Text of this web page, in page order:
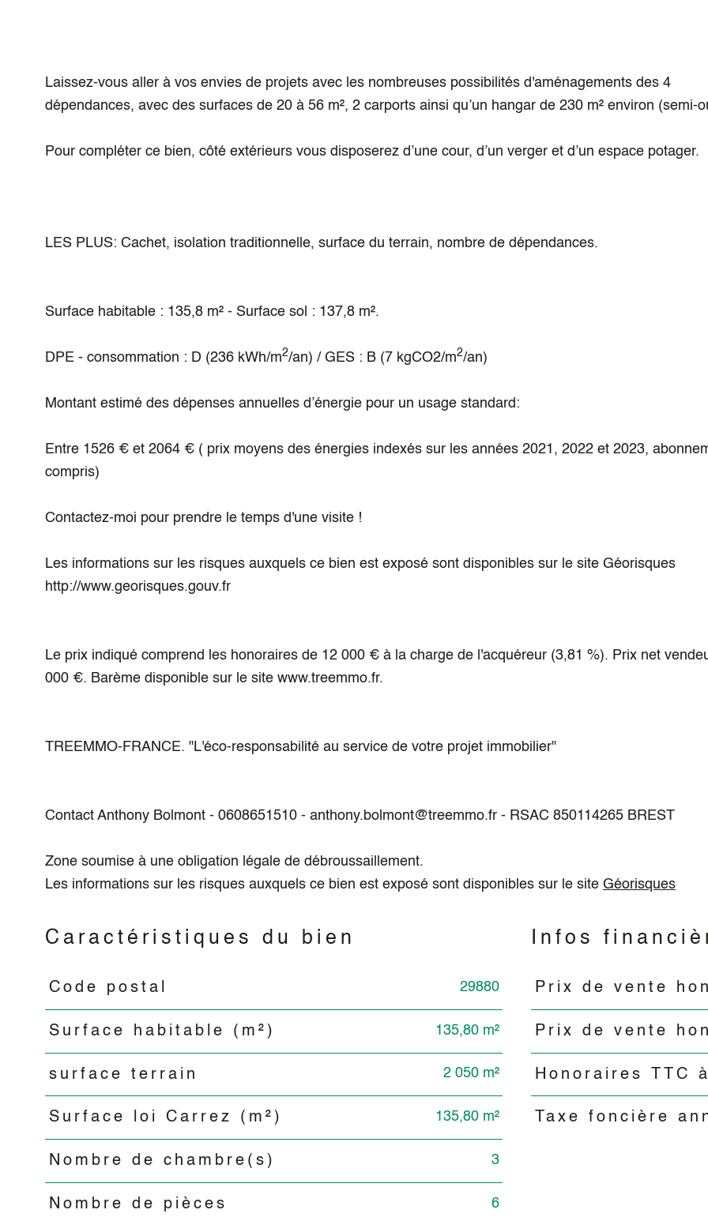
Laissez-vous aller à vos envies de projets avec les nombreuses possibilités d'aménagements des 4
dépendances, avec des surfaces de 20 à 56 m², 2 carports ainsi qu’un hangar de 230 m² environ (semi-
Pour compléter ce bien, côté extérieurs vous disposerez d’une cour, d’un verger et d’un espace potager.
LES PLUS: Cachet, isolation traditionnelle, surface du terrain, nombre de dépendances.
Surface habitable : 135,8 m² - Surface sol : 137,8 m².
DPE - consommation : D (236 kWh/m2/an) / GES : B (7 kgCO2/m2/an)
Montant estimé des dépenses annuelles d’énergie pour un usage standard:
Entre 1526 € et 2064 € ( prix moyens des énergies indexés sur les années 2021, 2022 et 2023,
compris)
Contactez-moi pour prendre le temps d'une visite !
Les informations sur les risques auxquels ce bien est exposé sont disponibles sur le site Géorisques
http://www.georisques.gouv.fr
Le prix indiqué comprend les honoraires de 12 000 € à la charge de l'acquéreur (3,81 %). Prix net
000 €. Barème disponible sur le site www.treemmo.fr.
TREEMMO-FRANCE. "L'éco-responsabilité au service de votre projet immobilier"
Contact Anthony Bolmont - 0608651510 - anthony.bolmont@treemmo.fr - RSAC 850114265 BREST
Zone soumise à une obligation légale de débroussaillement.
Les informations sur les risques auxquels ce bien est exposé sont disponibles sur le site Géorisques
Caractéristiques du bien
Caractéristiques Valeurs
Code postal 29880
Surface habitable (m²) 135,80 m²
surface terrain 2 050 m²
Surface loi Carrez (m²) 135,80 m²
Nombre de chambre(s) 3
Nombre de pièces 6
Infos
Caractéristiques Valeurs
Prix de vente
Prix de vente
Honoraires TTC
Taxe foncière